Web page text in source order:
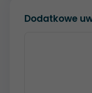
Dodatkowe